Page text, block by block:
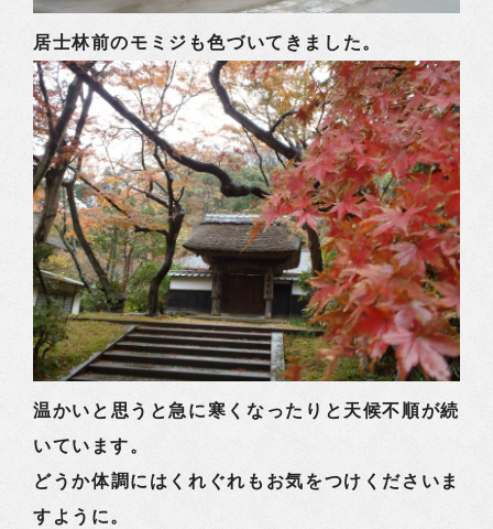
居士林前のモミジも色づいてきました。
温かいと思うと急に寒くなったりと天候不順が続
いています。
どうか体調にはくれぐれもお気をつけくださいま
すように。